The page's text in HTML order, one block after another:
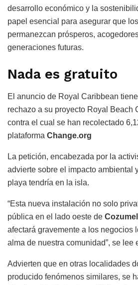
desarrollo económico y la
papel esencial para asegurar que
permanezcan prósperos,
generaciones futuras.
Nada es gratuito
El anuncio de Royal Caribbean
rechazo a su proyecto Royal Beach
contra el cual se han recolectado
plataforma Change.org
La petición, encabezada por la
advierte sobre el impacto ambiental
playa tendría en la isla.
“Esta nueva instalación no solo
pública en el lado oeste de Cozumel
afectará gravemente a los negocios
alma de nuestra comunidad”, se lee
Advierten que en otras localidades
producido fenómenos similares, se